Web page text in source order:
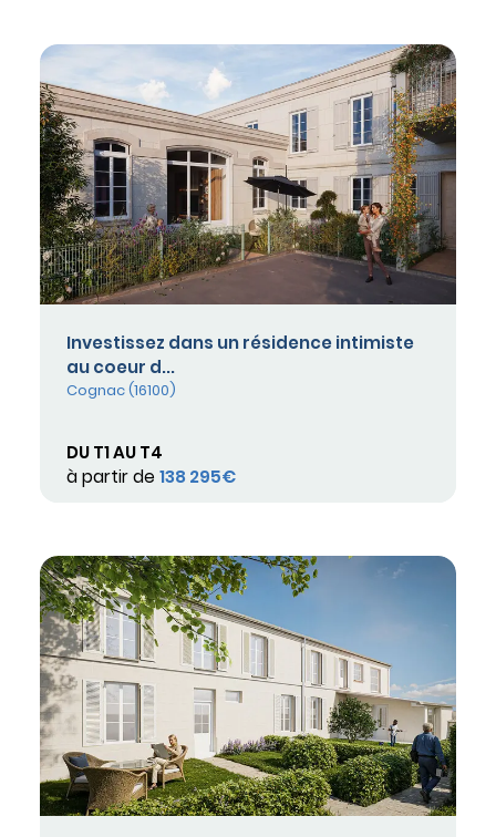
Investissez dans un résidence intimiste
au coeur d...
Cognac (16100)
DU T1 AU T4
à partir de 138 295€